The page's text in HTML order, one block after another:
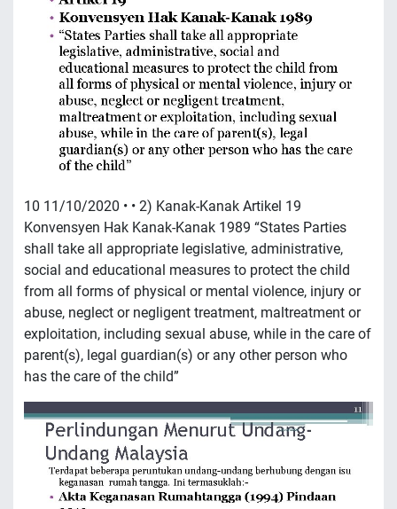
10 11/10/2020 • • 2) Kanak-Kanak Artikel 19
Konvensyen Hak Kanak-Kanak 1989 “States Parties
shall take all appropriate legislative, administrative,
social and educational measures to protect the child
from all forms of physical or mental violence, injury or
abuse, neglect or negligent treatment, maltreatment or
exploitation, including sexual abuse, while in the care of
parent(s), legal guardian(s) or any other person who
has the care of the child”